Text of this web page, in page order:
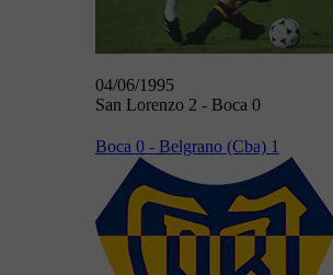
04/06/1995
San Lorenzo 2 - Boca 0
Boca 0 - Belgrano (Cba) 1